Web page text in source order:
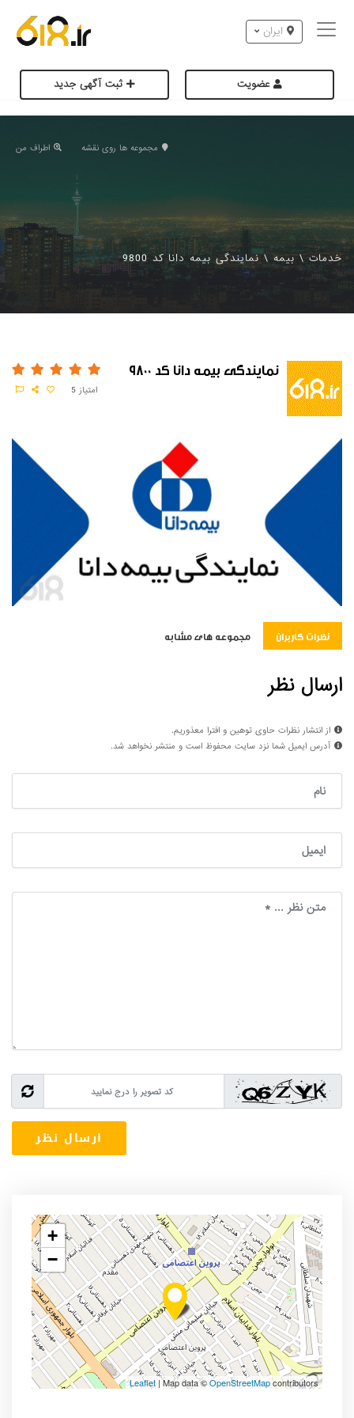
ایران
عضویت ثبت آگهی جدید
مجموعه ها روی نقشه اطراف من
خدمات\بیمه\نمایندگی بیمه دانا کد 9800
نمایندگی بیمه دانا کد 9800
امتیاز 5
نظرات کاربران مجموعه های مشابه
ارسال نظر
از انتشار نظرات حاوی توهین و افترا معذوریم.
آدرس ایمیل شما نزد سایت محفوظ است و منتشر نخواهد شد.
+
−
Leaflet | Map data ©OpenStreetMapcontributors